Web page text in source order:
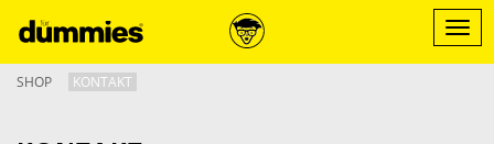
zum
Inhalt
Menü
ein-/
SHOP
KONTAKT